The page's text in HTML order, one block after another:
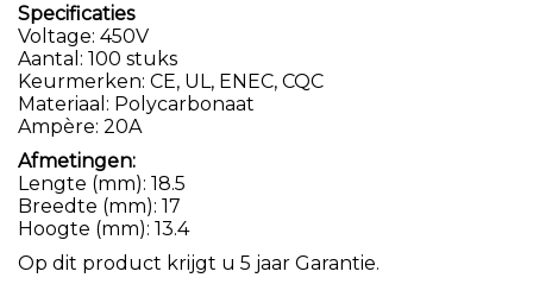
Specificaties
Voltage: 450V
Aantal: 100 stuks
Keurmerken: CE, UL, ENEC, CQC
Materiaal: Polycarbonaat
Ampère: 20A
Afmetingen:
Lengte (mm): 18.5
Breedte (mm): 17
Hoogte (mm): 13.4
Op dit product krijgt u 5 jaar Garantie.